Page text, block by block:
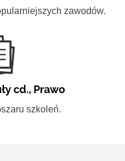
zawodów.
cd., Prawo
szkoleń.